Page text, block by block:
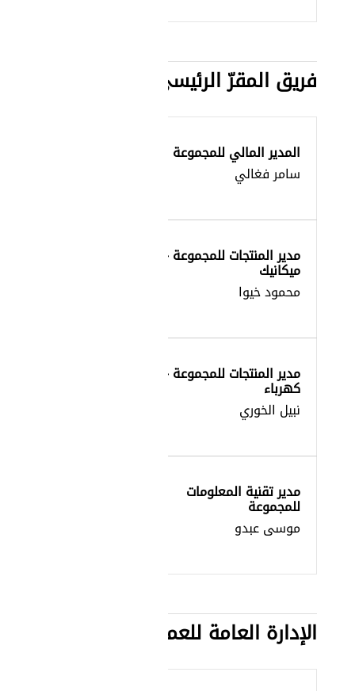
فريق المقرّ الرئيسي
المدير المالي للمجموعة
سامر فغالي
مدير المنتجات للمجموعة –
ميكانيك
محمود خيوا
مدير المنتجات للمجموعة –
كهرباء
نبيل الخوري
مدير تقنية المعلومات
للمجموعة
موسى عبدو
الإدارة العامة للعمليات